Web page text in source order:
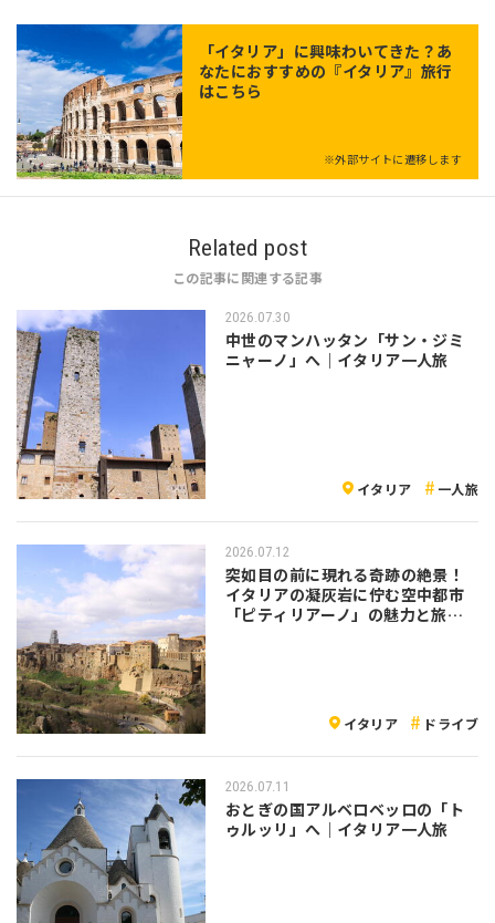
「イタリア」に興味わいてきた？あ
なたにおすすめの『イタリア』旅行
はこちら
※外部サイトに遷移します
Related post
この記事に関連する記事
2026.07.30
中世のマンハッタン「サン・ジミ
ニャーノ」へ｜イタリア一人旅
イタリア 一人旅
2026.07.12
突如目の前に現れる奇跡の絶景！
イタリアの凝灰岩に佇む空中都市
「ピティリアーノ」の魅力と旅の
イタリア ドライブ
2026.07.11
おとぎの国アルベロベッロの「ト
ゥルッリ」へ｜イタリア一人旅